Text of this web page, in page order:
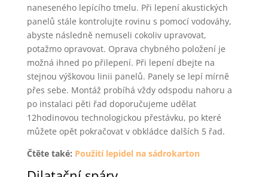
naneseného lepícího tmelu. Při lepení akustických
panelů stále kontrolujte rovinu s pomocí vodováhy,
abyste následně nemuseli cokoliv upravovat,
potažmo opravovat. Oprava chybného položení je
možná ihned po přilepení. Při lepení dbejte na
stejnou výškovou linii panelů. Panely se lepí mírně
přes sebe. Montáž probíhá vždy odspodu nahoru a
po instalaci pěti řad doporučujeme udělat
12hodinovou technologickou přestávku, po které
můžete opět pokračovat v obkládce dalších 5 řad.
Čtěte také: Použití lepidel na sádrokarton